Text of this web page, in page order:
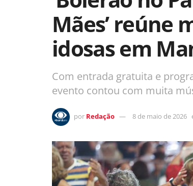
Mães’ reúne
idosas em
Com entrada gratuita e
evento contou com muita
por Redação 8 de maio de 2026